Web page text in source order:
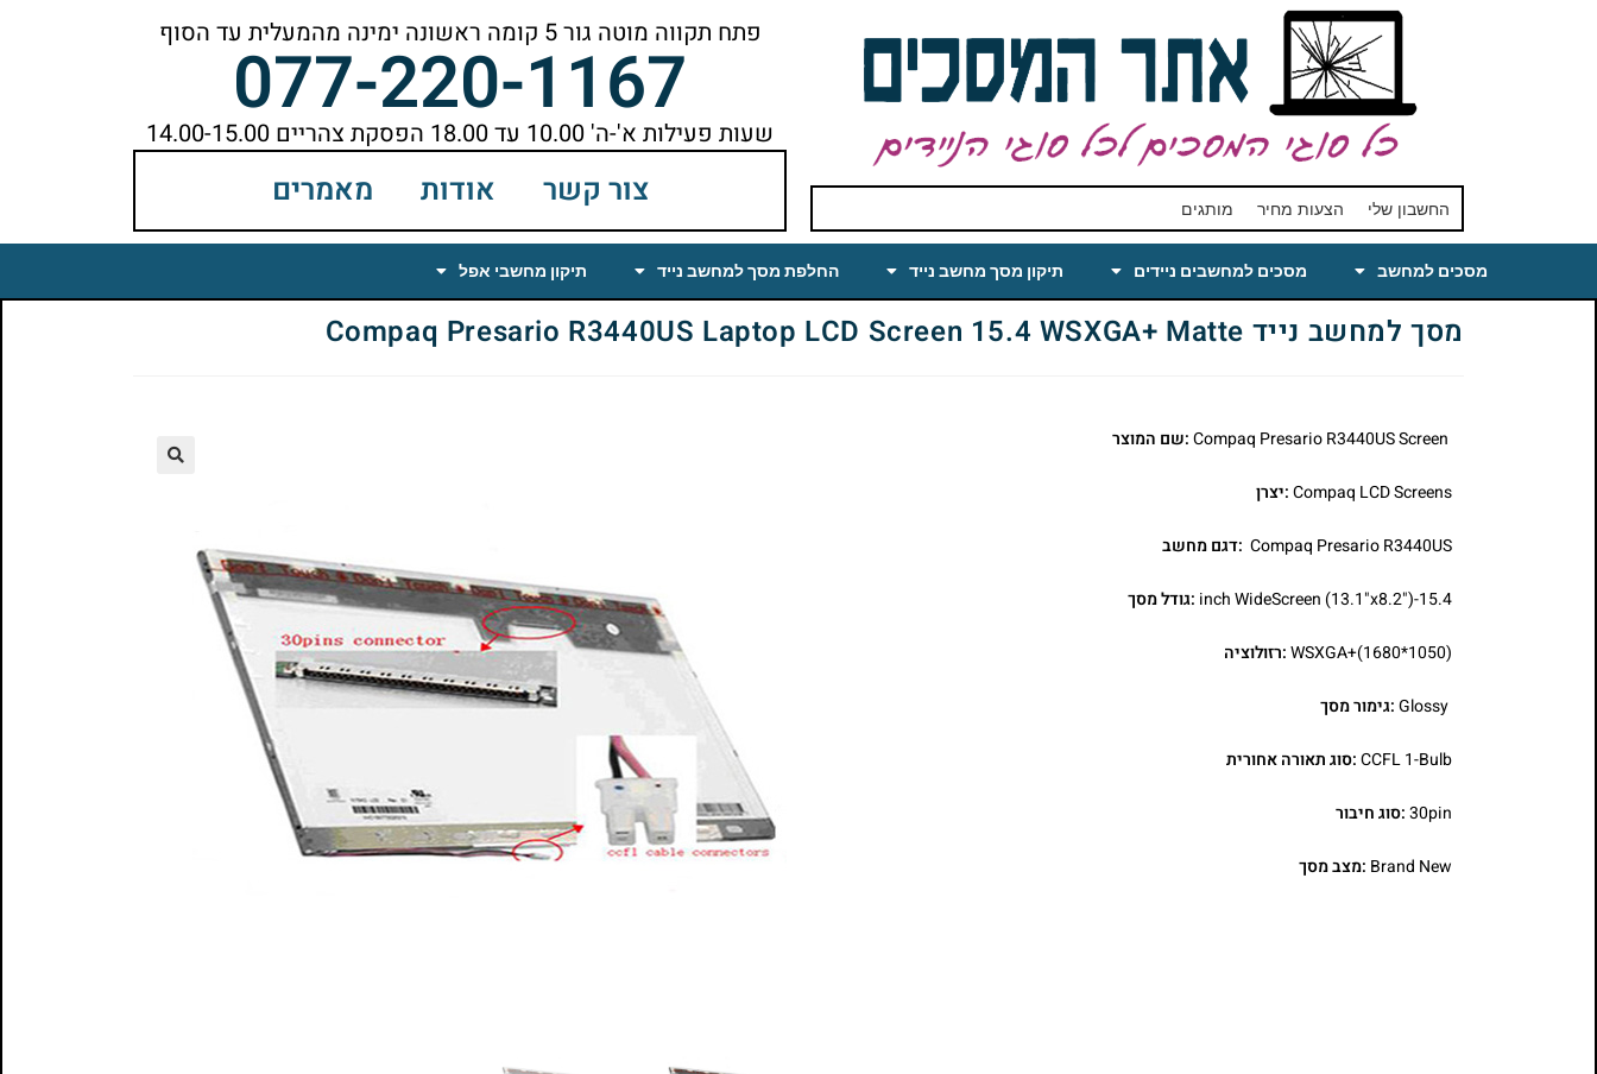
החשבון שלי הצעות מחיר מותגים
פתח תקווה מוטה גור 5 קומה ראשונה ימינה מהמעלית עד הסוף
077-220-1167שעות פעילות א'-ה' 10.00 עד 18.00 הפסקת צהריים 14.00-15.00
צור קשר אודות מאמרים
מסכים למחשב מסכים למחשבים ניידים תיקון מסך מחשב נייד החלפת מסך למחשב נייד תיקון מחשבי אפל
מסך למחשב נייד Compaq Presario R3440US Laptop LCD Screen 15.4 WSXGA+ Matte
:שם המוצר
Compaq LCD Screens:יצרן
Compaq Presario R3440US :דגם מחשב
15.4-inch WideScreen (13.1"x8.2") :גודל מסך
WSXGA+(1680*1050):רזולוציה
Glossy:גימור מסך
CCFL 1-Bulb:סוג תאורה אחורית
30pin:סוג חיבור
Brand New :מצב מסך